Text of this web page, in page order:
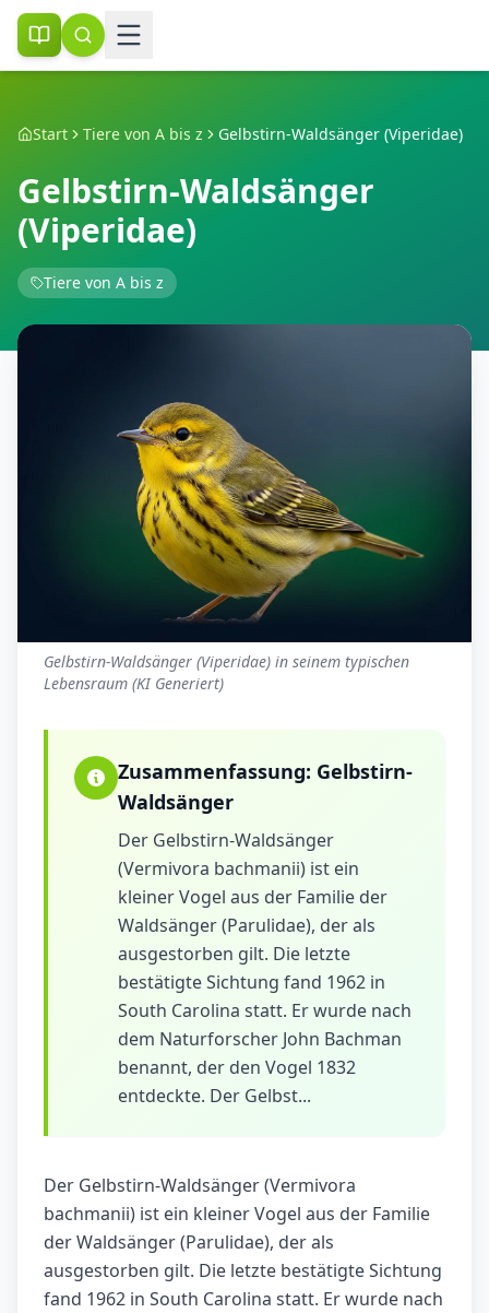
Start Tiere von A bis z Gelbstirn-Waldsänger (Viperidae)
Gelbstirn-Waldsänger
(Viperidae)
Tiere von A bis z
Gelbstirn-Waldsänger (Viperidae) in seinem typischen
Lebensraum (KI Generiert)
Zusammenfassung: Gelbstirn-
Waldsänger
Der Gelbstirn-Waldsänger
(Vermivora bachmanii) ist ein
kleiner Vogel aus der Familie der
Waldsänger (Parulidae), der als
ausgestorben gilt. Die letzte
bestätigte Sichtung fand 1962 in
South Carolina statt. Er wurde nach
dem Naturforscher John Bachman
benannt, der den Vogel 1832
entdeckte. Der Gelbst...
Der Gelbstirn-Waldsänger (Vermivora
bachmanii) ist ein kleiner Vogel aus der Familie
der Waldsänger (Parulidae), der als
ausgestorben gilt. Die letzte bestätigte Sichtung
fand 1962 in South Carolina statt. Er wurde nach